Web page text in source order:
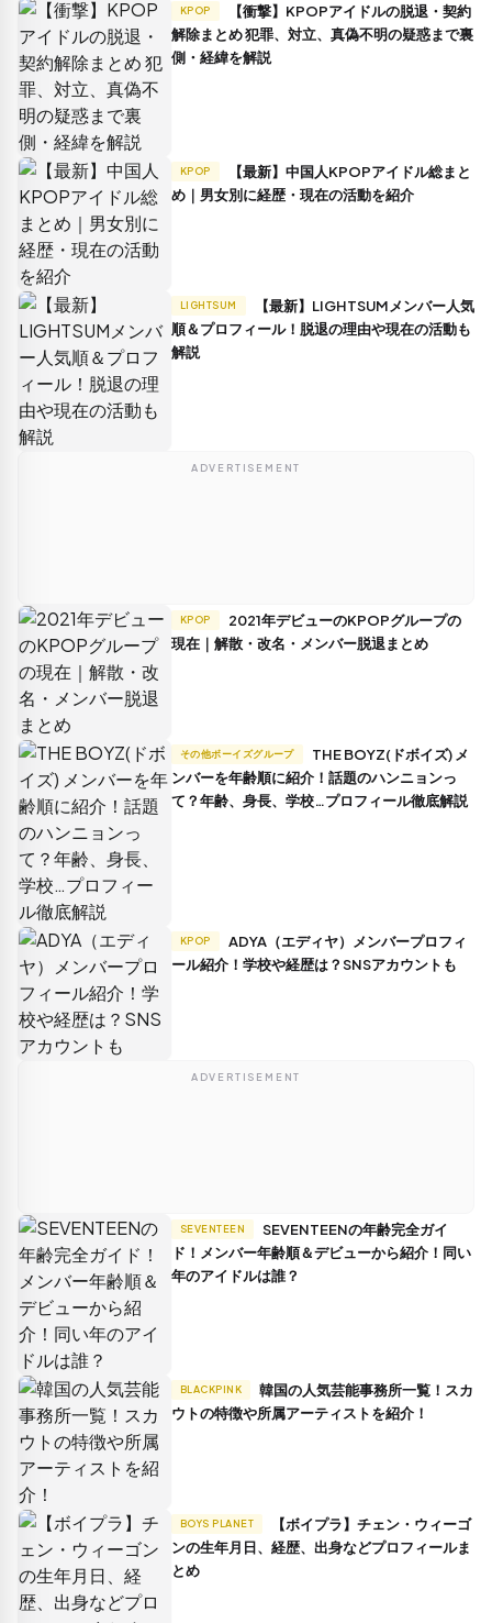
KPOP
解除まとめ 犯罪、対立、真偽不明の疑惑まで裏
側・経緯を解説
KPOP
め｜男女別に経歴・現在の活動を紹介
LIGHTSUM
順＆プロフィール！脱退の理由や現在の活動も
解説
ADVERTISEMENT
KPOP
現在｜解散・改名・メンバー脱退まとめ
その他ボーイズグループ
ンバーを年齢順に紹介！話題のハンニョンっ
て？年齢、身長、学校…プロフィール徹底解説
KPOP
ール紹介！学校や経歴は？SNSアカウントも
ADVERTISEMENT
SEVENTEEN
SEVENTEENの年齢完全ガイ
ド！メンバー年齢順＆デビューから紹介！同い
年のアイドルは誰？
BLACKPINK
韓国の人気芸能事務所一覧！スカ
ウトの特徴や所属アーティストを紹介！
BOYS PLANET
ンの生年月日、経歴、出身などプロフィールま
とめ